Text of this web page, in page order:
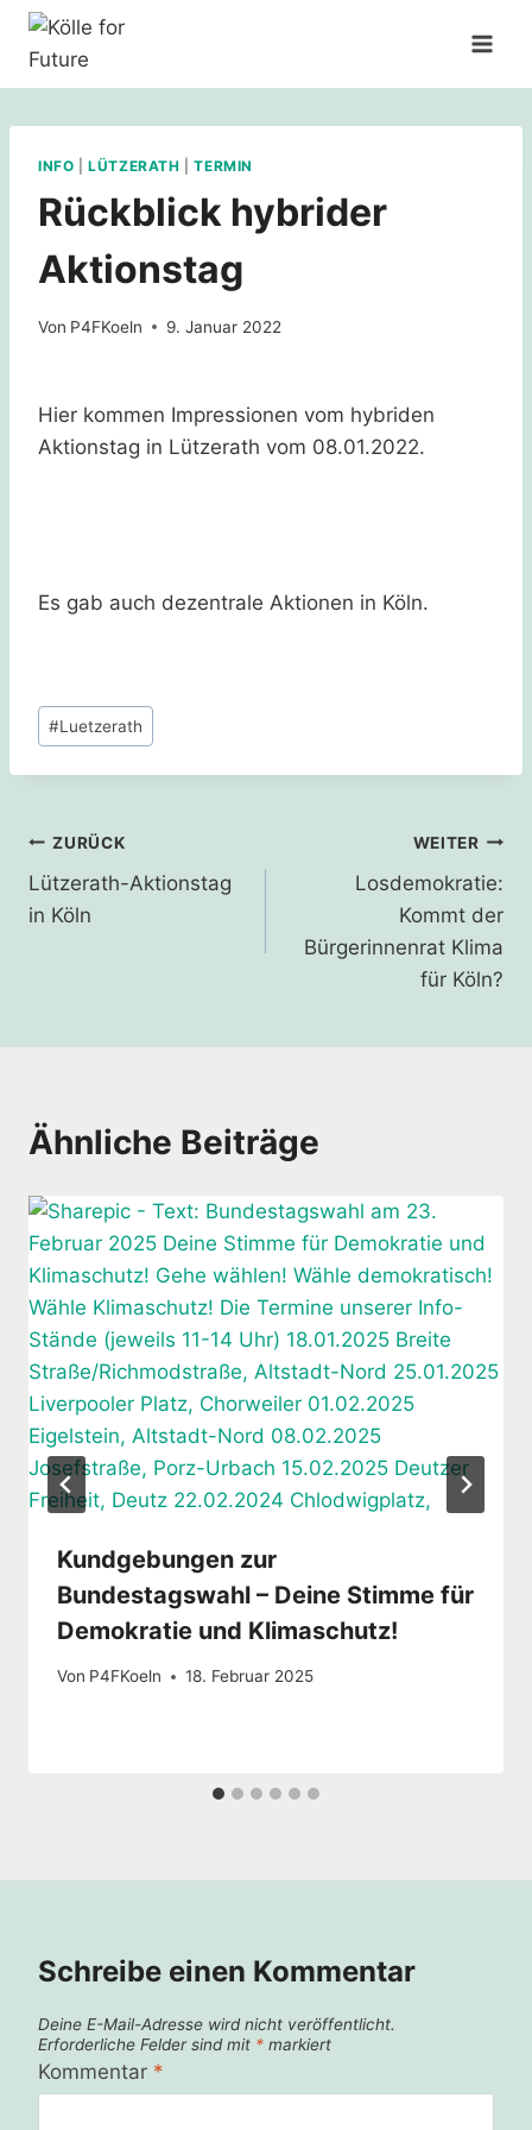
Zum
Inhalt
INFO |LÜTZERATH |TERMIN
Rückblick hybrider
Aktionstag
Von P4FKoeln 9. Januar 2022
Hier kommen Impressionen vom hybriden
Aktionstag in Lützerath vom 08.01.2022.
Es gab auch dezentrale Aktionen in Köln.
Schlagworte:
#Luetzerath
Beitragsnavigation
ZURÜCK
Lützerath-Aktionstag
in Köln
WEITER
Losdemokratie:
Kommt der
Bürgerinnenrat Klima
für Köln?
Ähnliche Beiträge
Kundgebungen zur
Bundestagswahl – Deine Stimme für
Demokratie und Klimaschutz!
Von P4FKoeln 18. Februar 2025
Schreibe einen Kommentar
Deine E-Mail-Adresse wird nicht veröffentlicht.
Erforderliche Felder sind mit * markiert
Kommentar *